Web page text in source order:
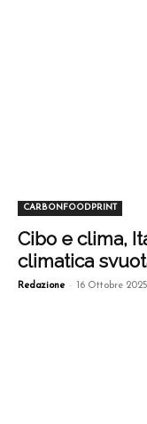
CARBONFOODPRINT
Cibo e clima,
climatica
Redazione - 16 Ottobre 2025